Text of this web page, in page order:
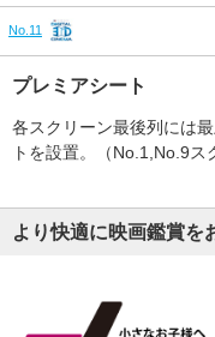
No.11
プレミアシート
各スクリーン最後列には
トを設置。（No.1,No.9ス
より快適に映画鑑賞を